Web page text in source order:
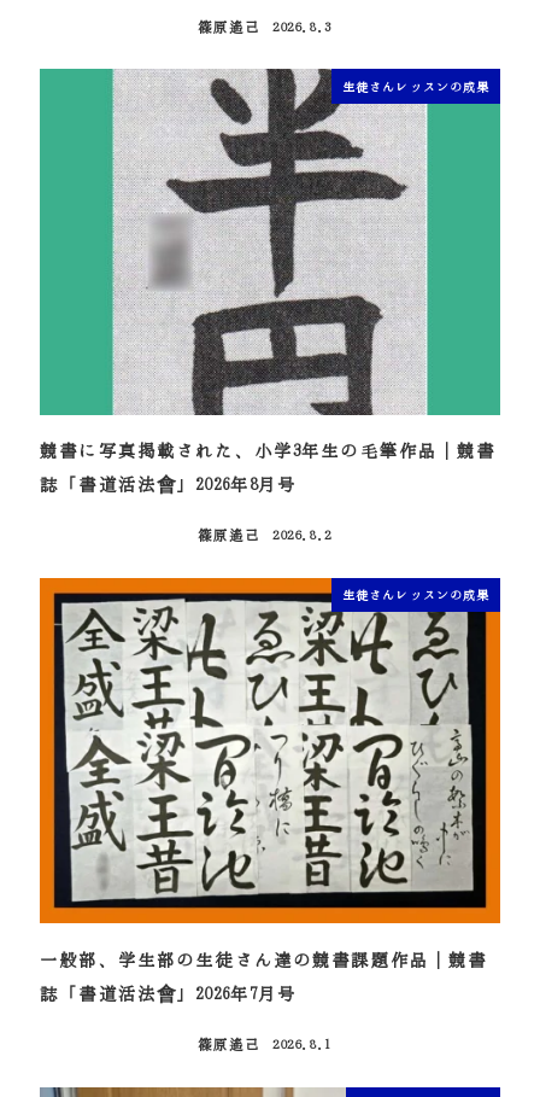
篠原遙己
2026.8.3
生徒さんレッスンの成果
競書に写真掲載された、小学3年生の毛筆作品｜競書
誌「書道活法會」2026年8月号
篠原遙己
2026.8.2
生徒さんレッスンの成果
一般部、学生部の生徒さん達の競書課題作品｜競書
誌「書道活法會」2026年7月号
篠原遙己
2026.8.1